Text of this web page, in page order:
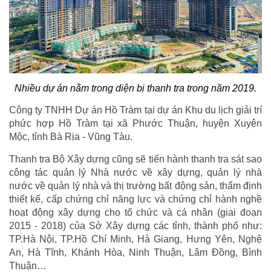
Nhiều dự án nằm trong diện bị thanh tra trong năm 2019.
Công ty TNHH Dự án Hồ Tràm tại dự án Khu du lịch giải trí
phức hợp Hồ Tràm tại xã Phước Thuận, huyện Xuyên
Mộc, tỉnh Bà Rịa - Vũng Tàu.
Thanh tra Bộ Xây dựng cũng sẽ tiến hành thanh tra sát sao
công tác quản lý Nhà nước về xây dựng, quản lý nhà
nước về quản lý nhà và thị trường bất động sản, thẩm định
thiết kế, cấp chứng chỉ năng lực và chứng chỉ hành nghề
hoạt động xây dựng cho tổ chức và cá nhân (giai đoạn
2015 - 2018) của Sở Xây dựng các tỉnh, thành phố như:
TP.Hà Nội, TP.Hồ Chí Minh, Hà Giang, Hưng Yên, Nghệ
An, Hà Tĩnh, Khánh Hòa, Ninh Thuận, Lâm Đồng, Bình
Thuận…